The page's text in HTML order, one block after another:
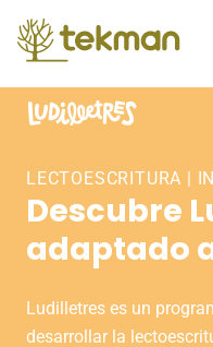
content
LECTOESCRITURA |
Descubre
adaptado
Ludilletres es un
desarrollar la